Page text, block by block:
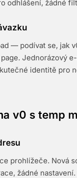
odhlášení, žádné
— podívat se, jak
Jednorázový
identitě pro
v0 s temp
prohlížeče. Nová
žádné